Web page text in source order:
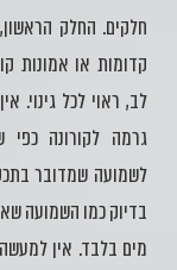
חלקים. החלק
קדומות או אמונות
לב, ראוי לכל גינוי.
לשמועה שמדובר
בדיוק כמו השמועה
מים בלבד. אין